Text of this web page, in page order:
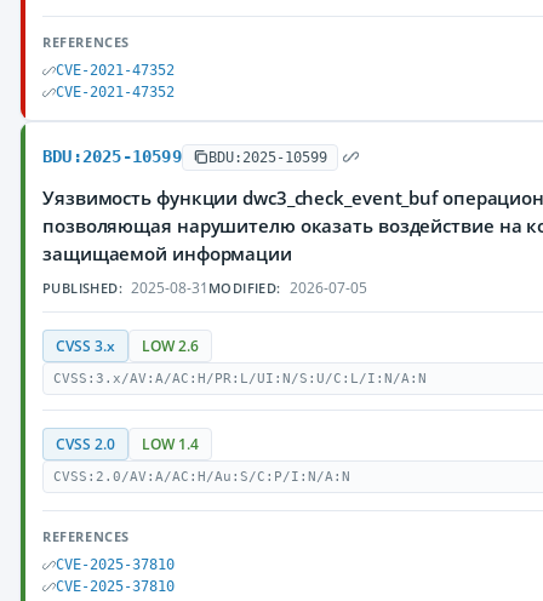
REFERENCES
CVE-2021-47352
CVE-2021-47352
BDU:2025-10599 BDU:2025-10599
Уязвимость функции dwc3_check_event_buf
позволяющая нарушителю оказать воздействие на
защищаемой информации
PUBLISHED: 2025-08-31 MODIFIED: 2026-07-05
CVSS 3.x LOW 2.6
CVSS:3.x/AV:A/AC:H/PR:L/UI:N/S:U/C:L/I:N/A:N
CVSS 2.0 LOW 1.4
CVSS:2.0/AV:A/AC:H/Au:S/C:P/I:N/A:N
REFERENCES
CVE-2025-37810
CVE-2025-37810